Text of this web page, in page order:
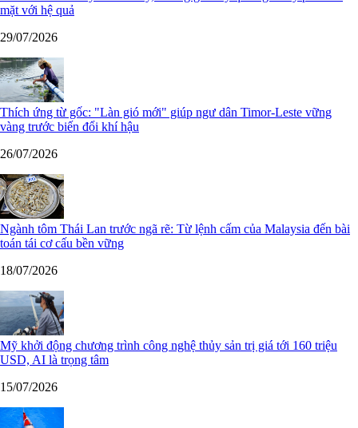
mặt với hệ quả
29/07/2026
Thích ứng từ gốc: "Làn gió mới" giúp ngư dân Timor-Leste vững
vàng trước biến đổi khí hậu
26/07/2026
Ngành tôm Thái Lan trước ngã rẽ: Từ lệnh cấm của Malaysia đến bài
toán tái cơ cấu bền vững
18/07/2026
Mỹ khởi động chương trình công nghệ thủy sản trị giá tới 160 triệu
USD, AI là trọng tâm
15/07/2026